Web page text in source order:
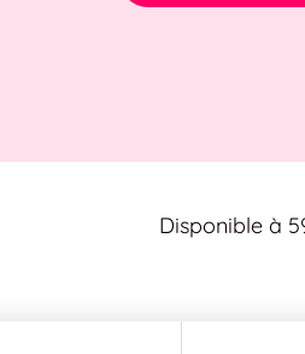
Disponible à